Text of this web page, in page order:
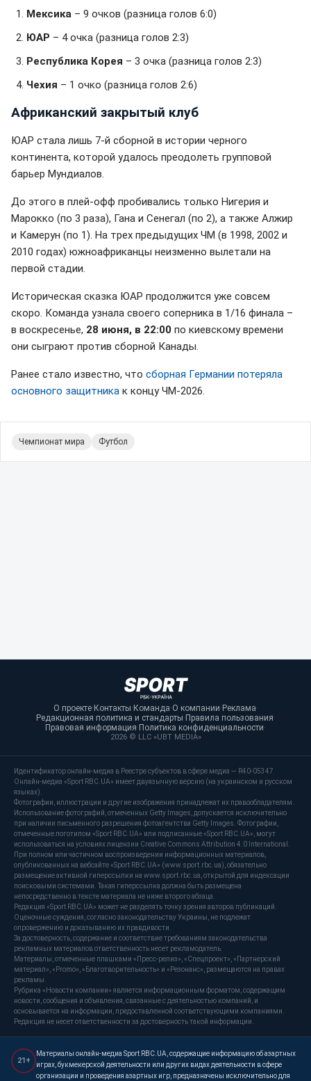
Мексика – 9 очков (разница голов 6:0)
ЮАР – 4 очка (разница голов 2:3)
Республика Корея – 3 очка (разница голов 2:3)
Чехия – 1 очко (разница голов 2:6)
Африканский закрытый клуб
ЮАР стала лишь 7-й сборной в истории черного
континента, которой удалось преодолеть групповой
барьер Мундиалов.
До этого в плей-офф пробивались только Нигерия и
Марокко (по 3 раза), Гана и Сенегал (по 2), а также Алжир
и Камерун (по 1). На трех предыдущих ЧМ (в 1998, 2002 и
2010 годах) южноафриканцы неизменно вылетали на
первой стадии.
Историческая сказка ЮАР продолжится уже совсем
скоро. Команда узнала своего соперника в 1/16 финала –
в воскресенье, 28 июня, в 22:00 по киевскому времени
они сыграют против сборной Канады.
Ранее стало известно, что сборная Германии потеряла
основного защитника к концу ЧМ-2026.
Чемпионат мира Футбол
О проекте·Контакты·Команда·О компании·Реклама·
Редакционная политика и стандарты·Правила пользования·
Правовая информация·Политика конфиденциальности·
2026 © LLC «UBT MEDIA»
Идентификатор онлайн-медиа в Реестре субъектов в сфере медиа — R40-05347
Онлайн-медиа «Sport RBC.UA» имеет двуязычную версию (на украинском и русском
языках).
Фотографии, иллюстрации и другие изображения принадлежат их правообладателям.
Использование фотографий, отмеченных Getty Images, допускается исключительно
при наличии письменного разрешения фотоагентства Getty Images. Фотографии,
отмеченные логотипом «Sport RBC.UA» или подписанные «Sport RBC.UA», могут
использоваться на условиях лицензии Creative Commons Attribution 4.0 International.
При полном или частичном воспроизведении информационных материалов,
опубликованных на вебсайте «Sport RBC.UA» (www.sport.rbc.ua), обязательно
размещение активной гиперссылки на www.sport.rbc.ua, открытой для индексации
поисковыми системами. Такая гиперссылка должна быть размещена
непосредственно в тексте материала не ниже второго абзаца.
Редакция «Sport RBC.UA» может не разделять точку зрения авторов публикаций.
Оценочные суждения, согласно законодательству Украины, не подлежат
опровержению и доказыванию их правдивости.
За достоверность, содержание и соответствие требованиям законодательства
рекламных материалов ответственность несет рекламодатель.
Материалы, отмеченные плашками «Пресс-релиз», «Спецпроект», «Партнерский
материал», «Promo», «Благотворительность» и «Резонанс», размещаются на правах
рекламы.
Рубрика «Новости компании» является информационным форматом, содержащим
новости, сообщения и объявления, связанные с деятельностью компаний, и
основывается на информации, предоставленной соответствующими компаниями.
Редакция не несет ответственности за достоверность такой информации.
21+
Материалы онлайн-медиа Sport RBC.UA, содержащие информацию об азартных
играх, букмекерской деятельности или других видах деятельности в сфере
организации и проведения азартных игр, предназначены исключительно для